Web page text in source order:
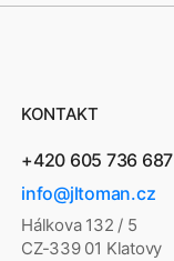
KONTAKT
+420 605 736 687
info@jltoman.cz
Hálkova 132 / 5
CZ-339 01 Klatovy